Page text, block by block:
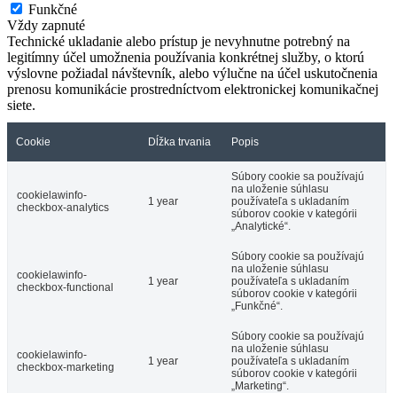
Funkčné
Vždy zapnuté
Technické ukladanie alebo prístup je nevyhnutne potrebný na
legitímny účel umožnenia používania konkrétnej služby, o ktorú
výslovne požiadal návštevník, alebo výlučne na účel uskutočnenia
prenosu komunikácie prostredníctvom elektronickej komunikačnej
siete.
Cookie Dĺžka trvania Popis
cookielawinfo-
checkbox-analytics
1 year
Súbory cookie sa používajú
na uloženie súhlasu
používateľa s ukladaním
súborov cookie v kategórii
„Analytické“.
cookielawinfo-
checkbox-functional
1 year
Súbory cookie sa používajú
na uloženie súhlasu
používateľa s ukladaním
súborov cookie v kategórii
„Funkčné“.
cookielawinfo-
checkbox-marketing
1 year
Súbory cookie sa používajú
na uloženie súhlasu
používateľa s ukladaním
súborov cookie v kategórii
„Marketing“.